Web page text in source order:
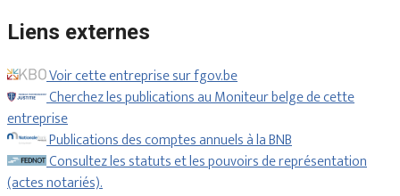
Liens externes
Voir cette entreprise sur fgov.be
Cherchez les publications au Moniteur belge de cette
entreprise
Publications des comptes annuels à la BNB
Consultez les statuts et les pouvoirs de représentation
(actes notariés).